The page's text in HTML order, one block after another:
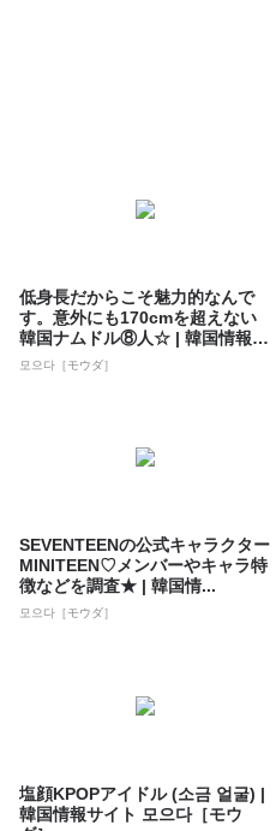
低身長だからこそ魅力的なんで
す。意外にも170cmを超えない
韓国ナムドル⑧人☆ | 韓国情報サ
イト...
모으다［モウダ］
SEVENTEENの公式キャラクター
MINITEEN♡メンバーやキャラ特
徴などを調査★ | 韓国情...
모으다［モウダ］
塩顔KPOPアイドル (소금 얼굴) |
韓国情報サイト 모으다［モウ